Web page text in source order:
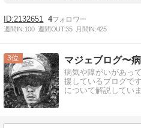
2132651 4
週間IN:100 週間OUT:35 月間IN:425
3
病気や障がいがあっ
援しているブログで
について解説していま